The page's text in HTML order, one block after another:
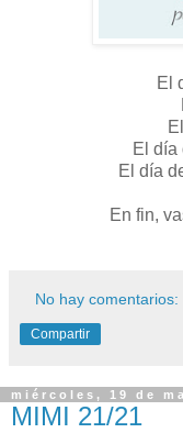
El
El día
El día
En fin,
No hay comentarios:
Compartir
miércoles, 19 de
MIMI 21/21